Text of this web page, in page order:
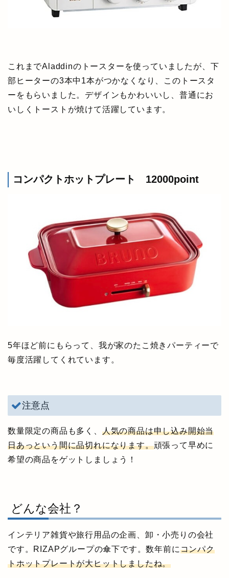
これまでAladdinのトースターを使っていましたが、下
部ヒーターの3本中1本がつかなくなり、このトースタ
ーをもらいました。デザインもかわいいし、普通にお
いしくトーストが焼けて活躍しています。
コンパクトホットプレート 12000point
5年ほど前にもらって、我が家のたこ焼きパーティーで
毎度活躍してくれています。
注意点
数量限定の商品も多く、 人気の商品は申し込み開始当
日あっという間に品切れになります。頑張って早めに
希望の商品をゲットしましょう！
どんな会社？
インテリア雑貨や旅行用品の企画、卸・小売りの会社
です。RIZAPグループの傘下です。数年前にコンパク
トホットプレートが大ヒットしましたね。